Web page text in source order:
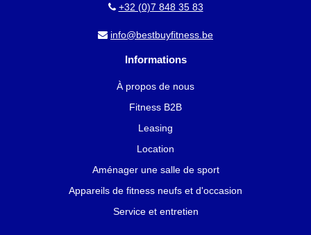
+32 (0)7 848 35 83
info@bestbuyfitness.be
Informations
À propos de nous
Fitness B2B
Leasing
Location
Aménager une salle de sport
Appareils de fitness neufs et d'occasion
Service et entretien